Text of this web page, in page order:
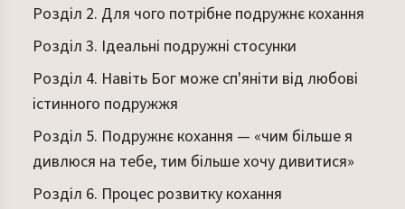
Розділ 2. Для чого потрібне подружнє кохання
Розділ 3. Ідеальні подружні стосунки
Розділ 4. Навіть Бог може сп'яніти від любові
істинного подружжя
Розділ 5. Подружнє кохання — «чим більше я
дивлюся на тебе, тим більше хочу дивитися»
Розділ 6. Процес розвитку кохання